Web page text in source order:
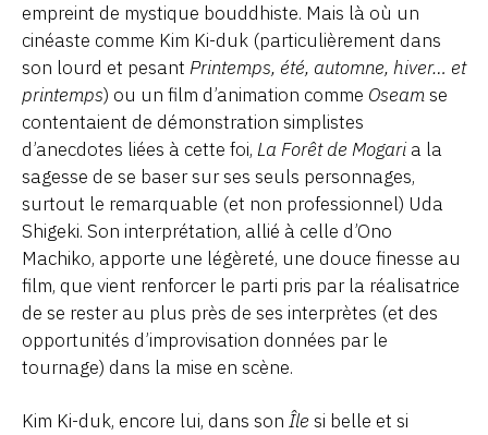
empreint de mystique bouddhiste. Mais là où un
cinéaste comme Kim Ki-duk (particulièrement dans
son lourd et pesant Printemps, été, automne, hiver… et
printemps) ou un film d’animation comme Oseamse
contentaient de démonstration simplistes
d’anecdotes liées à cette foi, La Forêt de Mogaria la
sagesse de se baser sur ses seuls personnages,
surtout le remarquable (et non professionnel) Uda
Shigeki. Son interprétation, allié à celle d’Ono
Machiko, apporte une légèreté, une douce finesse au
film, que vient renforcer le parti pris par la réalisatrice
de se rester au plus près de ses interprètes (et des
opportunités d’improvisation données par le
tournage) dans la mise en scène.
Kim Ki-duk, encore lui, dans son Île si belle et si